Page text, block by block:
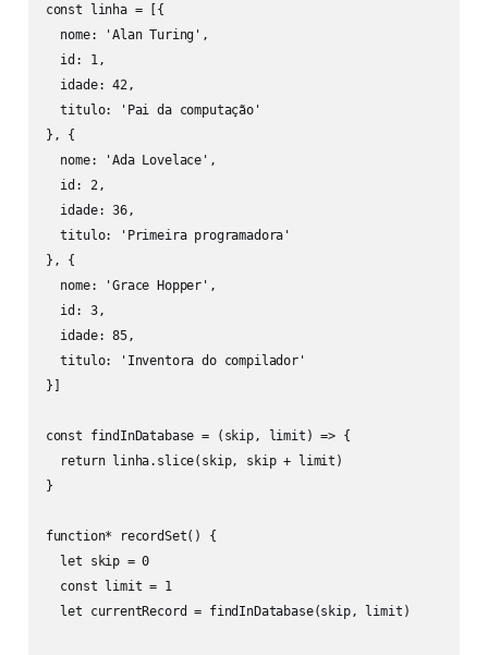
const linha = [{
  nome: 'Alan Turing',
  id: 1,
  idade: 42,
  titulo: 'Pai da computação'
}, {
  nome: 'Ada Lovelace',
  id: 2,
  idade: 36,
  titulo: 'Primeira programadora'
}, {
  nome: 'Grace Hopper',
  id: 3,
  idade: 85,
  titulo: 'Inventora do compilador'
}]
const findInDatabase = (skip, limit) => {
  return linha.slice(skip, skip + limit)
}
function* recordSet() {
  let skip = 0
  const limit = 1
  let currentRecord = findInDatabase(skip, limit)